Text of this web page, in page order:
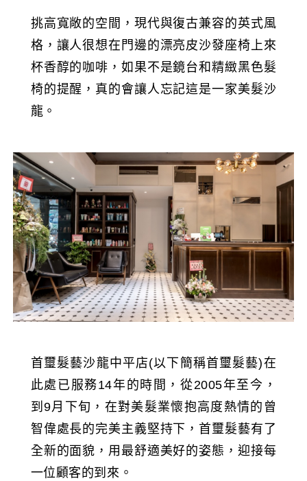
挑高寬敞的空間，現代與復古兼容的英式風
格，讓人很想在門邊的漂亮皮沙發座椅上來
杯香醇的咖啡，如果不是鏡台和精緻黑色髮
椅的提醒，真的會讓人忘記這是一家美髮沙
龍。
首璽髮藝沙龍中平店(以下簡稱首璽髮藝)在
此處已服務14年的時間，從2005年至今，
到9月下旬，在對美髮業懷抱高度熱情的曾
智偉處長的完美主義堅持下，首璽髮藝有了
全新的面貌，用最舒適美好的姿態，迎接每
一位顧客的到來。